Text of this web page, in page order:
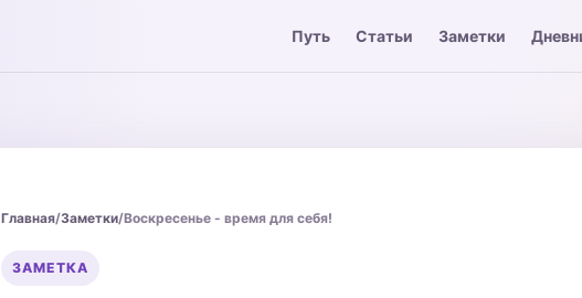
Путь Статьи Заметки
Главная/Заметки/Воскресенье - время для себя!
ЗАМЕТКА